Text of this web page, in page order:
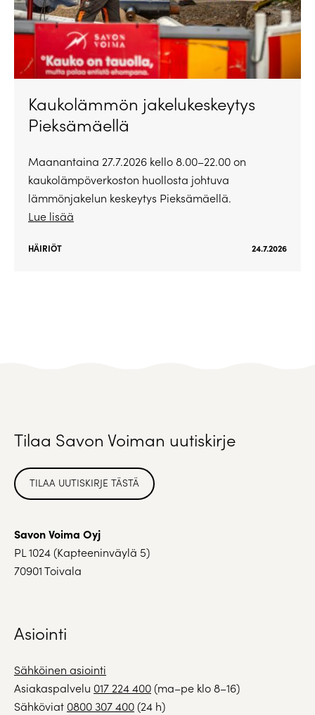
Kaukolämmön jakelukeskeytys
Pieksämäellä
Maanantaina 27.7.2026 kello 8.00–22.00 on
kaukolämpöverkoston huollosta johtuva
lämmönjakelun keskeytys Pieksämäellä.
Lue lisää
HÄIRIÖT 24.7.2026
Tilaa Savon Voiman uutiskirje
TILAA UUTISKIRJE TÄSTÄ
Savon Voima Oyj
PL 1024 (Kapteeninväylä 5)
70901 Toivala
Asiointi
Sähköinen asiointi
Asiakaspalvelu 017 224 400(ma–pe klo 8–16)
Sähköviat 0800 307 400(24 h)